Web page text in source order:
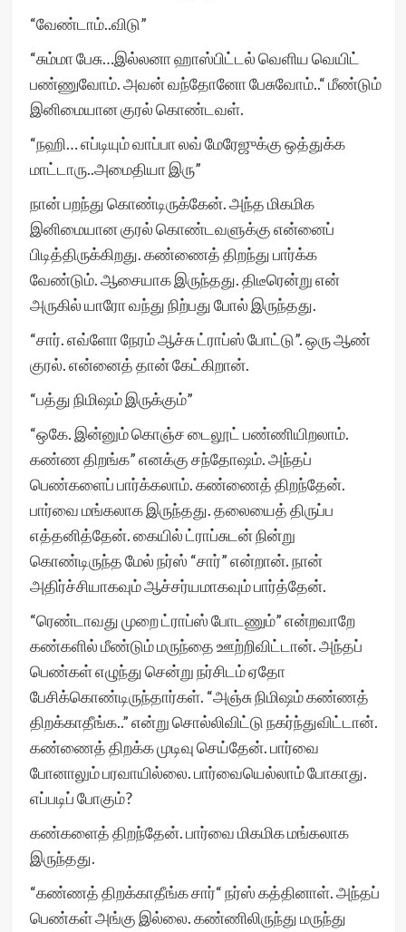
“வேண்டாம்..விடு”
“சும்மா பேசு…இல்லனா ஹாஸ்பிட்டல் வெளிய வெயிட்
பண்ணுவோம். அவன் வந்தோனோ பேசுவோம்..“ மீண்டும்
இனிமையான குரல் கொண்டவள்.
“நஹி… எப்டியும் வாப்பா லவ் மேரேஜுக்கு ஒத்துக்க
மாட்டாரு..அமைதியா இரு”
நான் பறந்து கொண்டிருக்கேன். அந்த மிகமிக
இனிமையான குரல் கொண்டவளுக்கு என்னைப்
பிடித்திருக்கிறது. கண்ணைத் திறந்து பார்க்க
வேண்டும். ஆசையாக இருந்தது. திடீரென்று என்
அருகில் யாரோ வந்து நிற்பது போல் இருந்தது.
“சார். எவ்ளோ நேரம் ஆச்சு ட்ராப்ஸ் போட்டு”. ஒரு ஆண்
குரல். என்னைத் தான் கேட்கிறான்.
“பத்து நிமிஷம் இருக்கும்”
“ஒகே. இன்னும் கொஞ்ச டைலூட் பண்ணியிறலாம்.
கண்ண திறங்க” எனக்கு சந்தோஷம். அந்தப்
பெண்களைப் பார்க்கலாம். கண்ணைத் திறந்தேன்.
பார்வை மங்கலாக இருந்தது. தலையைத் திருப்ப
எத்தனித்தேன். கையில் ட்ராப்சுடன் நின்று
கொண்டிருந்த மேல் நர்ஸ் “சார்” என்றான். நான்
அதிர்ச்சியாகவும் ஆச்சர்யமாகவும் பார்த்தேன்.
“ரெண்டாவது முறை ட்ராப்ஸ் போடணும்” என்றவாறே
கண்களில் மீண்டும் மருந்தை ஊற்றிவிட்டான். அந்தப்
பெண்கள் எழுந்து சென்று நர்சிடம் ஏதோ
பேசிக்கொண்டிருந்தார்கள். “அஞ்சு நிமிஷம் கண்ணத்
திறக்காதீங்க..” என்று சொல்லிவிட்டு நகர்ந்துவிட்டான்.
கண்ணைத் திறக்க முடிவு செய்தேன். பார்வை
போனாலும் பரவாயில்லை. பார்வையெல்லாம் போகாது.
எப்படிப் போகும்?
கண்களைத் திறந்தேன். பார்வை மிகமிக மங்கலாக
இருந்தது.
“கண்ணத் திறக்காதீங்க சார்“ நர்ஸ் கத்தினாள். அந்தப்
பெண்கள் அங்கு இல்லை. கண்ணிலிருந்து மருந்து